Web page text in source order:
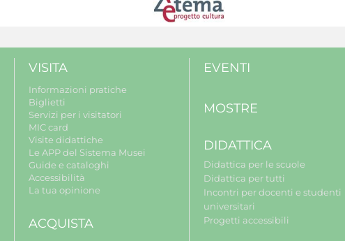
VISITA
Informazioni pratiche
Biglietti
Servizi per i visitatori
MIC card
Visite didattiche
Le APP del Sistema Musei
Guide e cataloghi
Accessibilità
La tua opinione
ACQUISTA
EVENTI
MOSTRE
DIDATTICA
Didattica per le scuole
Didattica per tutti
Incontri per docenti e studenti
universitari
Progetti accessibili